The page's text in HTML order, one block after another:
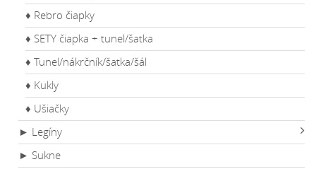
♦ Rebro čiapky
♦ SETY čiapka + tunel/šatka
♦ Tunel/nákrčník/šatka/šál
♦ Kukly
♦ Ušiačky
► Legíny
► Sukne